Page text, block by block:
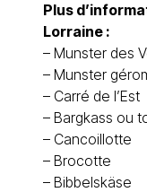
Plus
Lorraine :
– Munster des
– Munster
– Carré de l’Est
– Bargkass ou
– Cancoillotte
– Brocotte
– Bibbelskäse